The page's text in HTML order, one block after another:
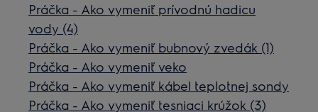
Práčka - Ako vymeniť prívodnú hadicu
vody (4)
Práčka - Ako vymeniť bubnový zvedák (1)
Práčka - Ako vymeniť veko
Práčka - Ako vymeniť kábel teplotnej sondy
Práčka - Ako vymeniť tesniaci krúžok (3)